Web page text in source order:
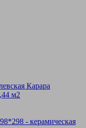
Карара
м2